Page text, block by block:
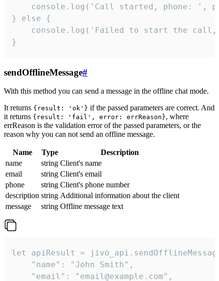
console.log('Call started, phone: ',
} else {
console.log('Failed to start the
}
sendOfflineMessage#
With this method you can send a message in the offline chat mode.
It returns {result: 'ok'} if the passed parameters are correct. And
it returns {result: 'fail', error: errReason}, where
errReason is the validation error of the passed parameters, or the
reason why you can not send an offline message.
Name Type
Description
name
string Client's name
email
string Client's email
phone
string Client's phone number
description string Additional information about the client
message
string Offline message text
let apiResult =
    "name": "John Smith",
    "email": "email@example.com",